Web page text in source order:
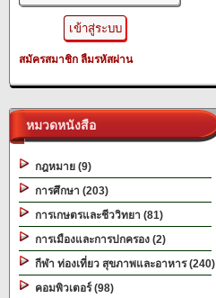
สมัครสมาชิก ลืมรหัสผ่าน
หมวดหนังสือ
กฎหมาย (9)
การศึกษา (203)
การเกษตรและชีววิทยา (81)
การเมืองและการปกครอง (2)
กีฬา ท่องเที่ยว สุขภาพและอาหาร (240)
คอมพิวเตอร์ (98)